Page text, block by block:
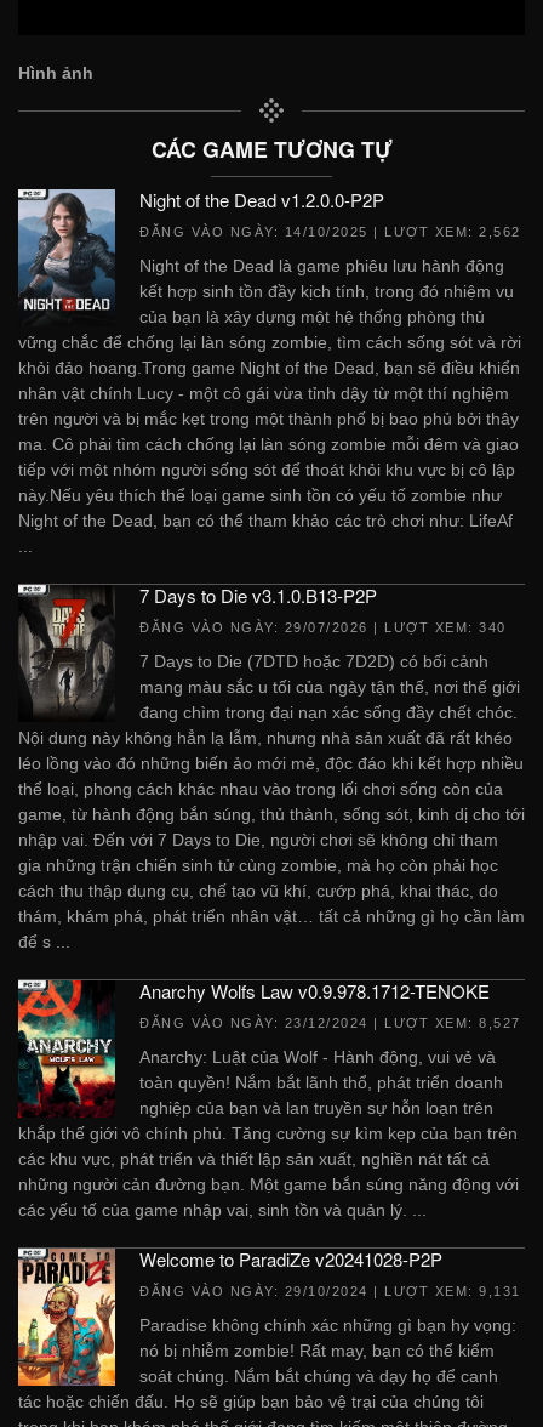
Hình ảnh
CÁC GAME TƯƠNG TỰ
Night of the Dead v1.2.0.0-P2P
ĐĂNG VÀO NGÀY: 14/10/2025 | LƯỢT XEM: 2,562
Night of the Dead là game phiêu lưu hành động
kết hợp sinh tồn đầy kịch tính, trong đó nhiệm vụ
của bạn là xây dựng một hệ thống phòng thủ
vững chắc để chống lại làn sóng zombie, tìm cách sống sót và rời
khỏi đảo hoang.Trong game Night of the Dead, bạn sẽ điều khiển
nhân vật chính Lucy - một cô gái vừa tỉnh dậy từ một thí nghiệm
trên người và bị mắc kẹt trong một thành phố bị bao phủ bởi thây
ma. Cô phải tìm cách chống lại làn sóng zombie mỗi đêm và giao
tiếp với một nhóm người sống sót để thoát khỏi khu vực bị cô lập
này.Nếu yêu thích thể loại game sinh tồn có yếu tố zombie như
Night of the Dead, bạn có thể tham khảo các trò chơi như: LifeAf
7 Days to Die v3.1.0.B13-P2P
ĐĂNG VÀO NGÀY: 29/07/2026 | LƯỢT XEM: 340
7 Days to Die (7DTD hoặc 7D2D) có bối cảnh
mang màu sắc u tối của ngày tận thế, nơi thế giới
đang chìm trong đại nạn xác sống đầy chết chóc.
Nội dung này không hẳn lạ lẫm, nhưng nhà sản xuất đã rất khéo
léo lồng vào đó những biến ảo mới mẻ, độc đáo khi kết hợp nhiều
thể loại, phong cách khác nhau vào trong lối chơi sống còn của
game, từ hành động bắn súng, thủ thành, sống sót, kinh dị cho tới
nhập vai. Đến với 7 Days to Die, người chơi sẽ không chỉ tham
gia những trận chiến sinh tử cùng zombie, mà họ còn phải học
cách thu thập dụng cụ, chế tạo vũ khí, cướp phá, khai thác, do
thám, khám phá, phát triển nhân vật… tất cả những gì họ cần làm
để s ...
Anarchy Wolfs Law v0.9.978.1712-TENOKE
ĐĂNG VÀO NGÀY: 23/12/2024 | LƯỢT XEM: 8,527
Anarchy: Luật của Wolf - Hành động, vui vẻ và
toàn quyền! Nắm bắt lãnh thổ, phát triển doanh
nghiệp của bạn và lan truyền sự hỗn loạn trên
khắp thế giới vô chính phủ. Tăng cường sự kìm kẹp của bạn trên
các khu vực, phát triển và thiết lập sản xuất, nghiền nát tất cả
những người cản đường bạn. Một game bắn súng năng động với
các yếu tố của game nhập vai, sinh tồn và quản lý. ...
Welcome to ParadiZe v20241028-P2P
ĐĂNG VÀO NGÀY: 29/10/2024 | LƯỢT XEM: 9,131
Paradise không chính xác những gì bạn hy vọng:
nó bị nhiễm zombie! Rất may, bạn có thể kiểm
soát chúng. Nắm bắt chúng và dạy họ để canh
tác hoặc chiến đấu. Họ sẽ giúp bạn bảo vệ trại của chúng tôi